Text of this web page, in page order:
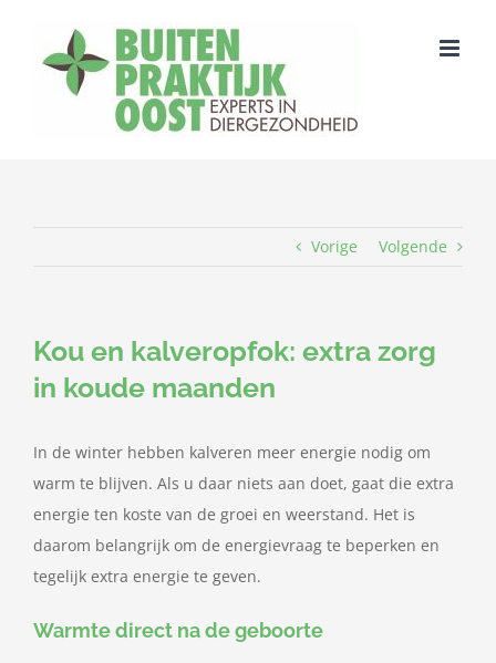
Vorige Volgende
Kou en kalveropfok: extra zorg
in koude maanden
In de winter hebben kalveren meer energie nodig om
warm te blijven. Als u daar niets aan doet, gaat die extra
energie ten koste van de groei en weerstand. Het is
daarom belangrijk om de energievraag te beperken en
tegelijk extra energie te geven.
Warmte direct na de geboorte